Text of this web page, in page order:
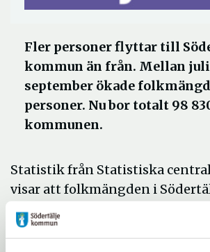
Fler personer flyttar till
kommun än från. Mellan
september ökade
personer. Nu bor totalt 98
kommunen.
Statistik från Statistiska
visar att folkmängden i
uppgick till 98 830 personer den
september. Det motsvarar en